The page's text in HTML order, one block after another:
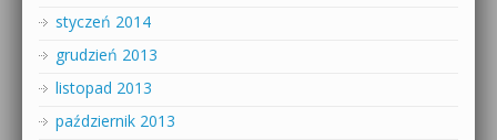
styczeń 2014
grudzień 2013
listopad 2013
październik 2013